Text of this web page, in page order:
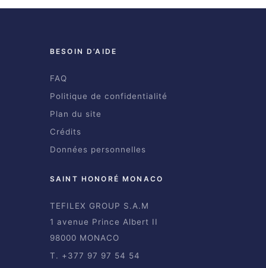
BESOIN D’AIDE
FAQ
Politique de confidentialité
Plan du site
Crédits
Données personnelles
SAINT HONORÉ MONACO
TEFILEX GROUP S.A.M
1 avenue Prince Albert II
98000 MONACO
T. +377 97 97 54 54